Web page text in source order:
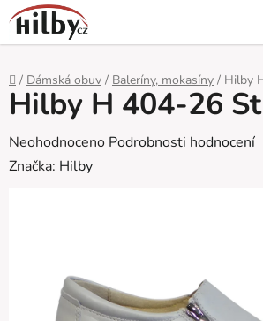
Přejít
na
obsah
Domů
/ Dámská obuv / Baleríny, mokasíny / Hilby
Hilby H 404-26
Průměrné
hodnocení
hvězdiček.
Neohodnoceno Podrobnosti hodnocení
Značka: Hilby